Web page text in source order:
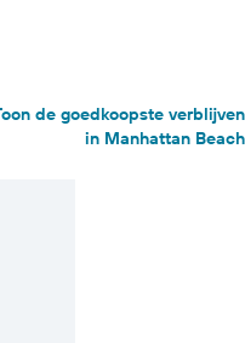
de goedkoopste verblijven
in Manhattan Beach